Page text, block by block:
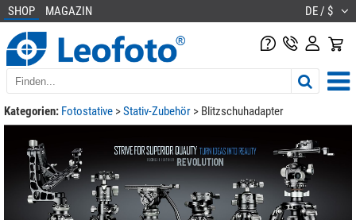
SHOP MAGAZIN DE / $
Kategorien: Fotostative >Stativ-Zubehör > Blitzschuhadapter